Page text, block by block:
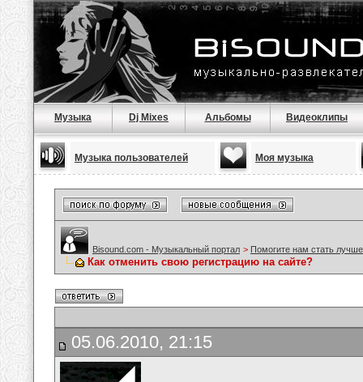
Музыка Dj Mixes Альбомы Видеоклипы
Музыка пользователей Моя музыка
Bisound.com - Музыкальный портал > Помогите нам стать
Как отменить свою регистрацию на сайте?
05.06.2010, 21:15